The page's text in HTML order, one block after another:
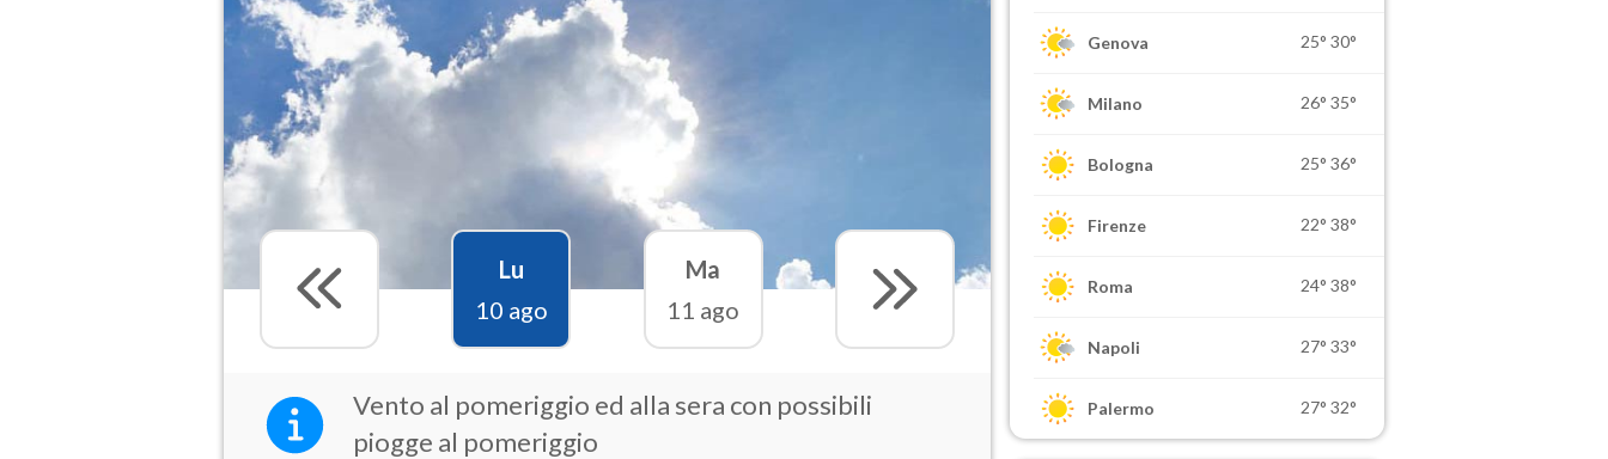
Lu
10 ago
Ma
11 ago
Vento al pomeriggio ed alla sera con possibili
piogge al pomeriggio
Genova 25° 30°
Milano 26° 35°
Bologna 25° 36°
Firenze 22° 38°
Roma 24° 38°
Napoli 27° 33°
Palermo 27° 32°